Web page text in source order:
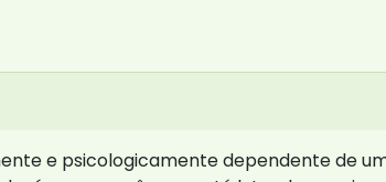
e psicologicamente dependente de